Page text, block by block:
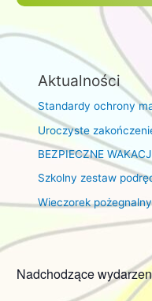
Aktualności
Standardy ochrony
Uroczyste
BEZPIECZNE
Szkolny zestaw
Wieczorek
Nadchodzące